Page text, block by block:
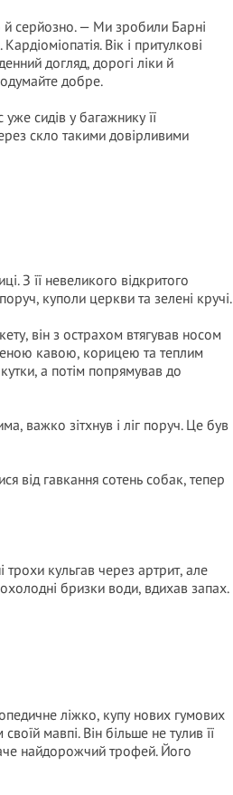
й серйозно. — Ми зробили Барні
Вік і притулкові
догляд, дорогі ліки й
добре.
сидів у багажнику її
скло такими довірливими
З її невеликого відкритого
куполи церкви та зелені кручі.
він з острахом втягував носом
кавою, корицею та теплим
а потім попрямував до
важко зітхнув і ліг поруч. Це був
від гавкання сотень собак, тепер
кульгав через артрит, але
бризки води, вдихав запах.
ліжко, купу нових гумових
мавпі. Він більше не тулив її
найдорожчий трофей. Його